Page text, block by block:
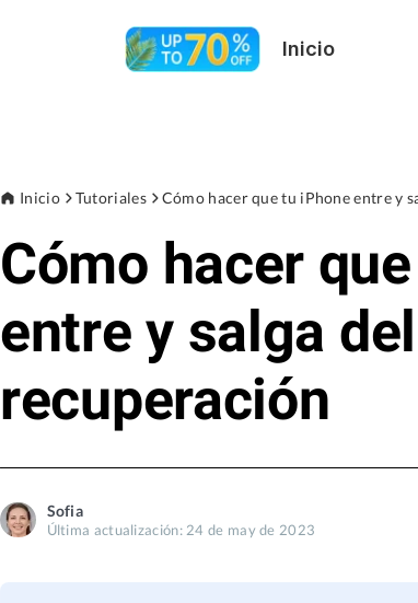
Inicio
Inicio Tutoriales Cómo hacer que tu iPhone entre y
Cómo hacer
entre y salga
recuperación
Sofia
Última actualización: 24 de may de 2023